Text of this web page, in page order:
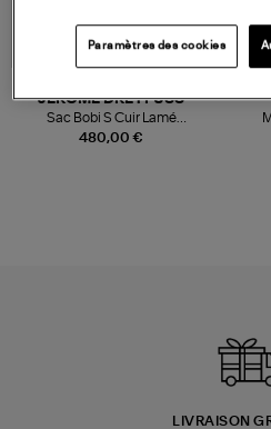
480,00 €
JEROME DREYFUSS
Sac Bobi S Cuir Lamé
Champagne
LIVRAISON
Paramètres des cookies